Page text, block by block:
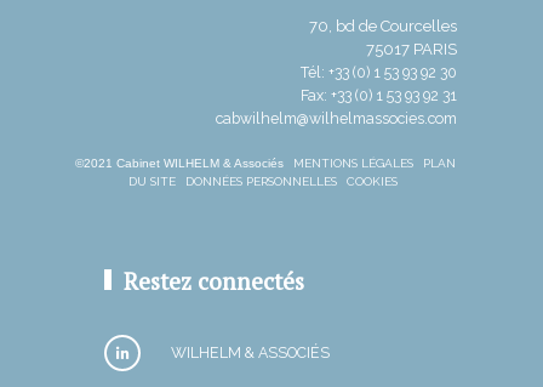
70, bd de Courcelles
75017 PARIS
Tél: +33 (0) 1 53 93 92 30
Fax: +33 (0) 1 53 93 92 31
cabwilhelm@wilhelmassocies.com
©2021 Cabinet WILHELM & Associés MENTIONS LÉGALES
PLAN
DU SITE
DONNÉES PERSONNELLES COOKIES
Restez connectés
WILHELM & ASSOCIÉS